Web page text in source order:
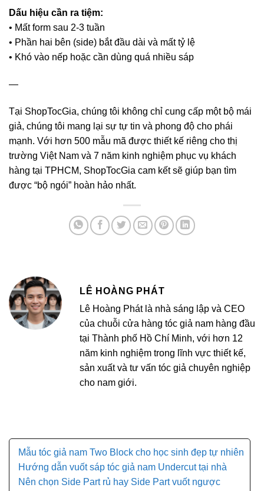
Dấu hiệu cần ra tiệm:
• Mất form sau 2-3 tuần
• Phần hai bên (side) bắt đầu dài và mất tỷ lệ
• Khó vào nếp hoặc cần dùng quá nhiều sáp
—
Tại ShopTocGia, chúng tôi không chỉ cung cấp một bộ mái
giả, chúng tôi mang lại sự tự tin và phong độ cho phái
mạnh. Với hơn 500 mẫu mã được thiết kế riêng cho thị
trường Việt Nam và 7 năm kinh nghiệm phục vụ khách
hàng tại TPHCM, ShopTocGia cam kết sẽ giúp bạn tìm
được “bộ ngói” hoàn hảo nhất.
LÊ HOÀNG PHÁT
Lê Hoàng Phát là nhà sáng lập và CEO
của chuỗi cửa hàng tóc giả nam hàng đầu
tại Thành phố Hồ Chí Minh, với hơn 12
năm kinh nghiệm trong lĩnh vực thiết kế,
sản xuất và tư vấn tóc giả chuyên nghiệp
cho nam giới.
Mẫu tóc giả nam Two Block cho học sinh đẹp tự nhiên
Hướng dẫn vuốt sáp tóc giả nam Undercut tại nhà
Nên chọn Side Part rủ hay Side Part vuốt ngược